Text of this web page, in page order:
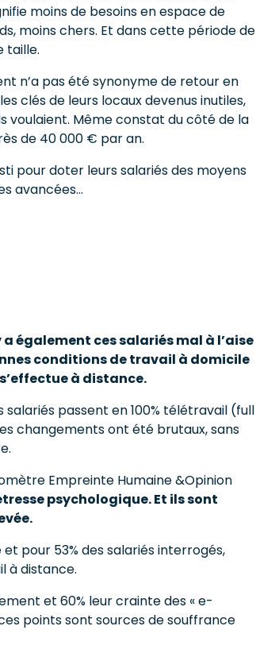
moins de besoins en espace de
moins chers. Et dans cette période de
taille.
n’a pas été synonyme de retour en
clés de leurs locaux devenus inutiles,
voulaient. Même constat du côté de la
de 40 000 € par an.
pour doter leurs salariés des moyens
avancées…
a également ces salariés mal à l’aise
conditions de travail à domicile
à distance.
salariés passent en 100% télétravail (full
changements ont été brutaux, sans
Empreinte Humaine &Opinion
psychologique. Et ils sont
pour 53% des salariés interrogés,
à distance.
et 60% leur crainte des « e-
points sont sources de souffrance